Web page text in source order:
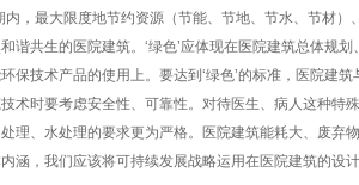
，最大限度地节约资源（节能、节地、节水、节材）
谐共生的医院建筑。‘绿色’应体现在医院建筑总体规
保技术产品的使用上。要达到‘绿色’的标准，医院建
术时要考虑安全性、可靠性。对待医生、病人这种特
理、水处理的要求更为严格。医院建筑能耗大、废弃
涵，我们应该将可持续发展战略运用在医院建筑的设